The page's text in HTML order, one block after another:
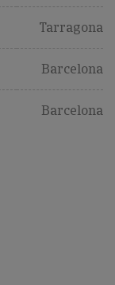
Tarragona
Barcelona
Barcelona